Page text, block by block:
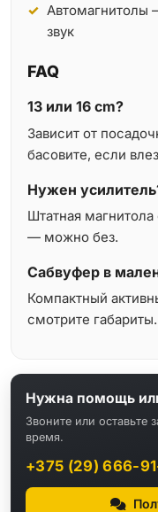
Автомагнитолы
звук
FAQ
13 или 16 cm?
Зависит от
басовите, если
Нужен
Штатная
— можно без.
Сабвуфер в
Компактный
смотрите габариты.
Нужна помощь
Звоните или оставьте
время.
+375 (29) 666-